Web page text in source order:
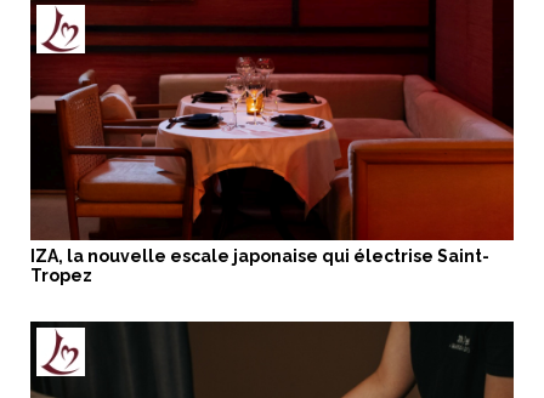
IZA, la nouvelle escale japonaise qui électrise Saint-
Tropez